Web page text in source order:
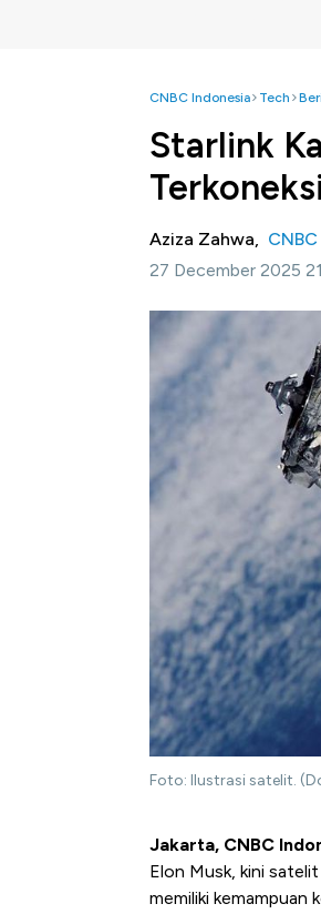
CNBC Indonesia Tech
Starlink
Aziza Zahwa,
27 December 2025
Foto: Ilustrasi satelit.
Jakarta, CNBC
Elon Musk, kini
memiliki kemampuan